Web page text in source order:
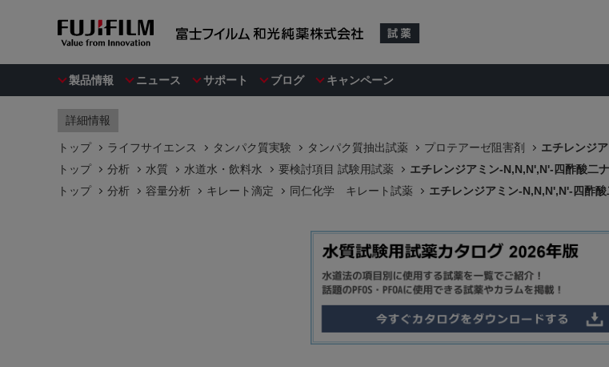
製品情報 ニュース サポート ブログ キャンペーン
詳細情報
トップ ライフサイエンス タンパク質実験 タンパク質抽出試薬 プロテアーゼ阻害剤
エチレンジ
トップ
分析 水質 水道水・飲料水 要検討項目 試験用試薬
エチレンジアミン-N,N,N',N'-四酢酸二
トップ
分析 容量分析 キレート滴定 同仁化学 キレート試薬 エチレンジアミン-N,N,N',N'-四酢